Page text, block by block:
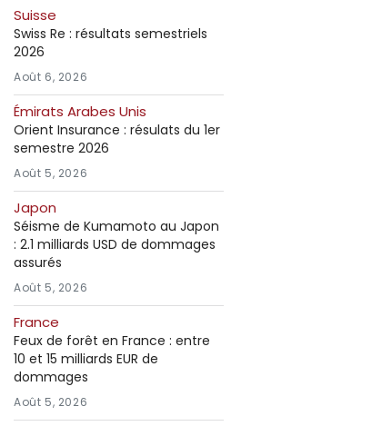
Suisse
Swiss Re : résultats semestriels
2026
Août 6, 2026
Émirats Arabes Unis
Orient Insurance : résulats du 1er
semestre 2026
Août 5, 2026
Japon
Séisme de Kumamoto au Japon
: 2.1 milliards USD de dommages
assurés
Août 5, 2026
France
Feux de forêt en France : entre
10 et 15 milliards EUR de
dommages
Août 5, 2026